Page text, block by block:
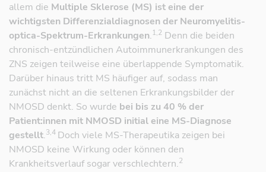
allem die Multiple Sklerose (MS) ist eine der
wichtigsten Differenzialdiagnosen der Neuromyelitis-
optica-Spektrum-Erkrankungen.1,2 Denn die beiden
chronisch-entzündlichen Autoimmunerkrankungen des
ZNS zeigen teilweise eine überlappende Symptomatik.
Darüber hinaus tritt MS häufiger auf, sodass man
zunächst nicht an die seltenen Erkrankungsbilder der
NMOSD denkt. So wurde bei bis zu 40 % der
Patient:innen mit NMOSD initial eine MS-Diagnose
gestellt.3,4 Doch viele MS-Therapeutika zeigen bei
NMOSD keine Wirkung oder können den
Krankheitsverlauf sogar verschlechtern.2